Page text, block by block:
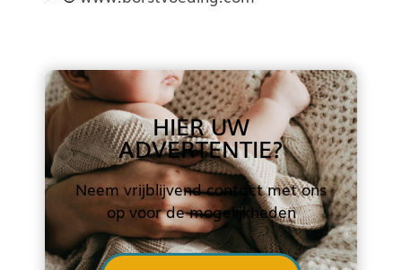
HIER UW
ADVERTENTIE?
Neem vrijblijvend contact met ons
op voor de mogelijkheden